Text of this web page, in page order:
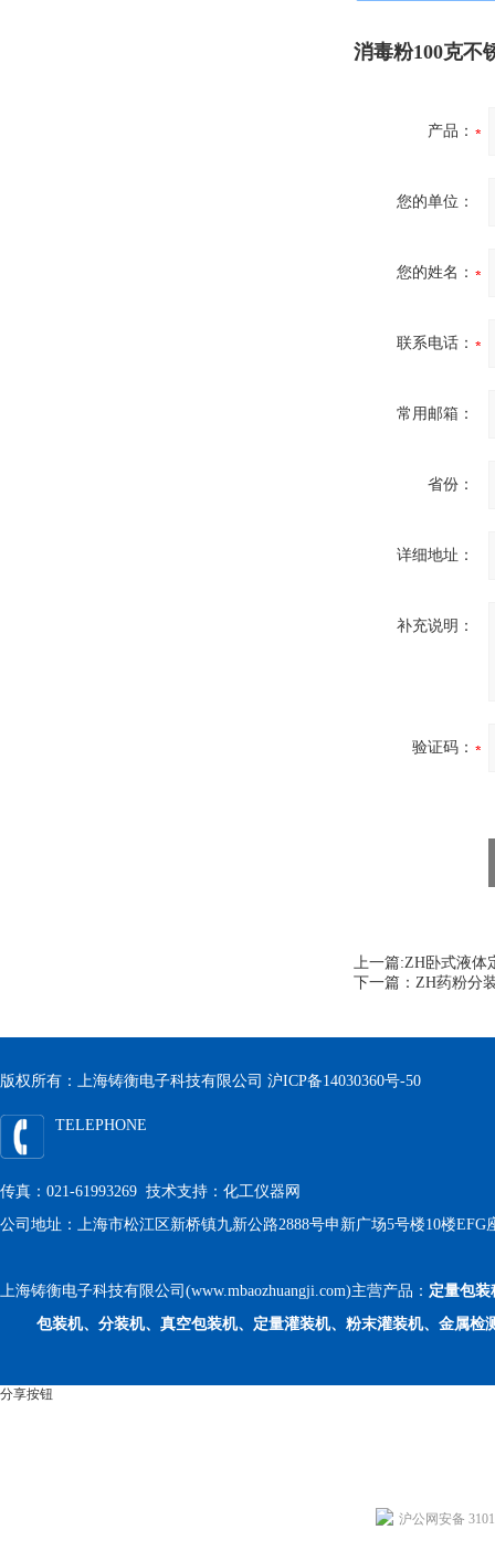
消毒粉100克不
产品：
您的单位：
您的姓名：
联系电话：
常用邮箱：
省份：
详细地址：
补充说明：
验证码：
上一篇:ZH卧式液体
下一篇： ZH药粉分
版权所有：上海铸衡电子科技有限公司 沪ICP备14030360号-50
TELEPHONE
传真：021-61993269 技术支持： 化工仪器网
公司地址：上海市松江区新桥镇九新公路2888号申新广场5号楼10楼EFG
上海铸衡电子科技有限公司(www.mbaozhuangji.com)主营产品： 定量包装
包装机、分装机、真空包装机、定量灌装机、粉末灌装机、金属检
分享按钮
沪公网安备